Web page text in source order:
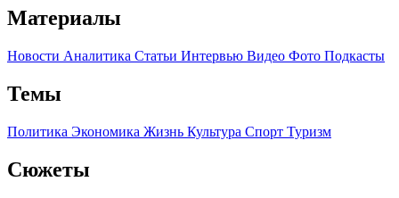
Материалы
Новости Аналитика Статьи Интервью Видео Фото Подкасты
Темы
Политика Экономика Жизнь Культура Спорт Туризм
Сюжеты